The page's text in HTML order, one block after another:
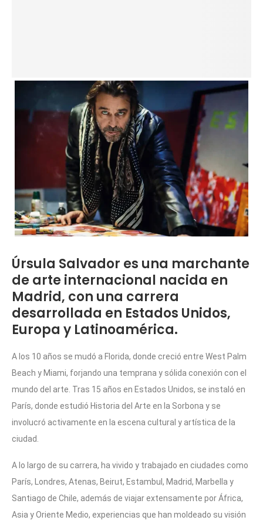
Úrsula Salvador es una marchante
de arte internacional nacida en
Madrid, con una carrera
desarrollada en Estados Unidos,
Europa y Latinoamérica.
A los 10 años se mudó a Florida, donde creció entre West Palm
Beach y Miami, forjando una temprana y sólida conexión con el
mundo del arte. Tras 15 años en Estados Unidos, se instaló en
París, donde estudió Historia del Arte en la Sorbona y se
involucró activamente en la escena cultural y artística de la
ciudad.
A lo largo de su carrera, ha vivido y trabajado en ciudades como
París, Londres, Atenas, Beirut, Estambul, Madrid, Marbella y
Santiago de Chile, además de viajar extensamente por África,
Asia y Oriente Medio, experiencias que han moldeado su visión